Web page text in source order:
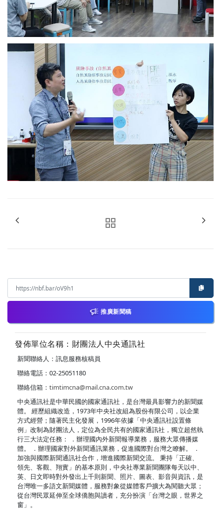
推廣新聞稿
發佈單位名稱：財團法人中央通訊社
新聞聯絡人：訊息服務核稿員
聯絡電話：02-25051180
聯絡信箱： timtimcna@mail.cna.com.tw
中央通訊社是中華民國的國家通訊社，是台灣最具影響力的新聞媒
體。 經歷組織改造，1973年中央社改組為股份有限公司，以企業
方式經營；隨著民主化發展，1996年依據「中央通訊社設置條
例」改制為財團法人，定位為全民共有的國家通訊社，獨立超然執
行三大法定任務： ．辦理國內外新聞報導業務，服務大眾傳播媒
體。 ．辦理國家對外新聞通訊業務，促進國際對台灣之瞭解。 ．
加強與國際新聞通訊社合作，增進國際新聞交流。 秉持「正確、
領先、客觀、翔實」的基本原則，中央社專業新聞團隊每天以中、
英、日文即時對外發出上千則新聞、照片、圖表、影音與資訊，是
台灣唯一多語文新聞媒體，服務對象從媒體客戶擴大為閱聽大眾；
從台灣民眾延伸至全球僑胞與讀者，充分扮演「台灣之眼，世界之
窗」。